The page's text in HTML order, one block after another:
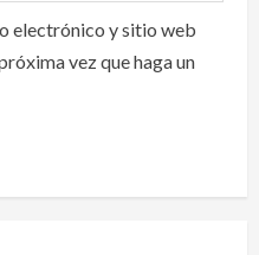
electrónico y sitio web
vez que haga un